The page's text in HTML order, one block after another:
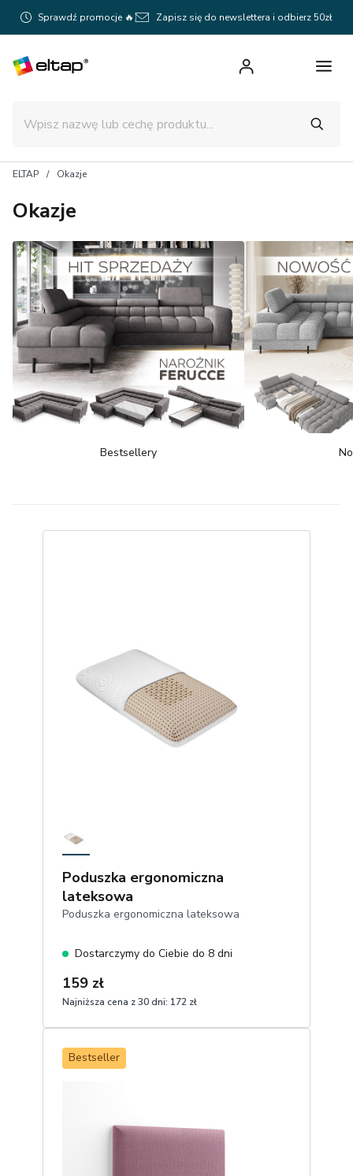
Sprawdź promocje 🔥 Zapisz się do newslettera i odbierz 50zł
ELTAP Okazje
Okazje
Bestsellery
Poduszka ergonomiczna
lateksowa
Poduszka ergonomiczna lateksowa
Dostarczymy do Ciebie do 8 dni
159 zł
Najniższa cena z 30 dni: 172 zł
1
Bestseller